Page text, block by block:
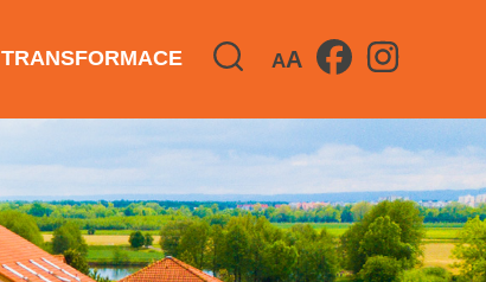
TRANSFORMACE AA